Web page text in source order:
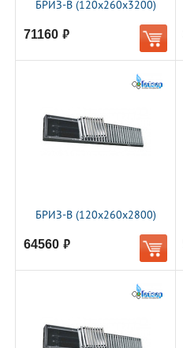
БРИЗ-В (120х260х3200)
71160 руб.
БРИЗ-В (120х260х2800)
64560 руб.